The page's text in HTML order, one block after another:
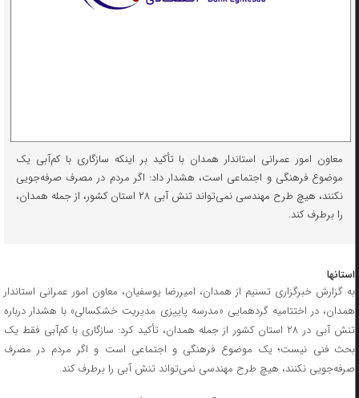
معاون امور عمرانی استاندار همدان با تأکید بر اینکه سازگاری با کم‌آبی یک
موضوع فرهنگی و اجتماعی است، هشدار داد: اگر مردم در مصرف صرفه‌جویی
نکنند، هیچ طرح مهندسی نمی‌تواند تنش آبی ۲۸ استان کشور، از جمله همدان،
را برطرف کند.
استانها
به گزارش خبرگزاری تسنیم از همدان، امیررضا یوسفیان، معاون امور عمرانی استاندار
همدان، در اختتامیه گردهمایی «مدرسه پاییزی مدیریت خشکسالی» با هشدار درباره
تنش آبی در ۲۸ استان کشور از جمله همدان، تأکید کرد: سازگاری با کم‌آبی فقط یک
بحث فنی نیست؛ یک موضوع فرهنگی و اجتماعی است و اگر مردم در مصرف
صرفه‌جویی نکنند، هیچ طرح مهندسی نمی‌تواند تنش آبی را برطرف کند.